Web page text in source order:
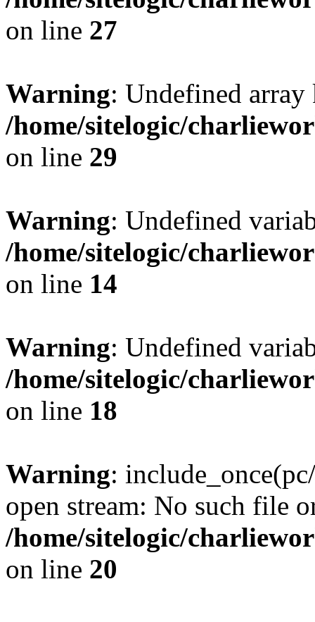
on line 27
Warning: Undefined
/home/sitelogic/
on line 29
Warning: Undefined
/home/sitelogic/
on line 14
Warning: Undefined
/home/sitelogic/
on line 18
Warning:
open stream: No such file
/home/sitelogic/
on line 20